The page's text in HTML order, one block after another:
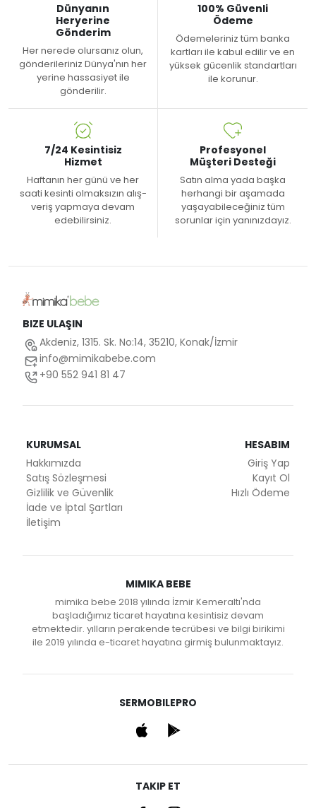
Dünyanın
Heryerine
Gönderim
Her nerede olursanız olun,
gönderileriniz Dünya'nın her
yerine hassasiyet ile
gönderilir.
100% Güvenli
Ödeme
Ödemeleriniz tüm banka
kartları ile kabul edilir ve en
yüksek gücenlik standartları
ile korunur.
7/24 Kesintisiz
Hizmet
Haftanın her günü ve her
saati kesinti olmaksızın alış-
veriş yapmaya devam
edebilirsiniz.
Profesyonel
Müşteri Desteği
Satın alma yada başka
herhangi bir aşamada
yaşayabileceğiniz tüm
sorunlar için yanınızdayız.
BIZE ULAŞIN
Akdeniz, 1315. Sk. No:14, 35210, Konak/İzmir
info@mimikabebe.com
+90 552 941 81 47
KURUMSAL
Hakkımızda
Satış Sözleşmesi
Gizlilik ve Güvenlik
İade ve İptal Şartları
İletişim
HESABIM
Giriş Yap
Kayıt Ol
Hızlı Ödeme
MIMIKA BEBE
mimika bebe 2018 yılında İzmir Kemeraltı'nda
başladığımız ticaret hayatına kesintisiz devam
etmektedir. yılların perakende tecrübesi ve bilgi birikimi
ile 2019 yılında e-ticaret hayatına girmiş bulunmaktayız.
SERMOBILEPRO
TAKIP ET